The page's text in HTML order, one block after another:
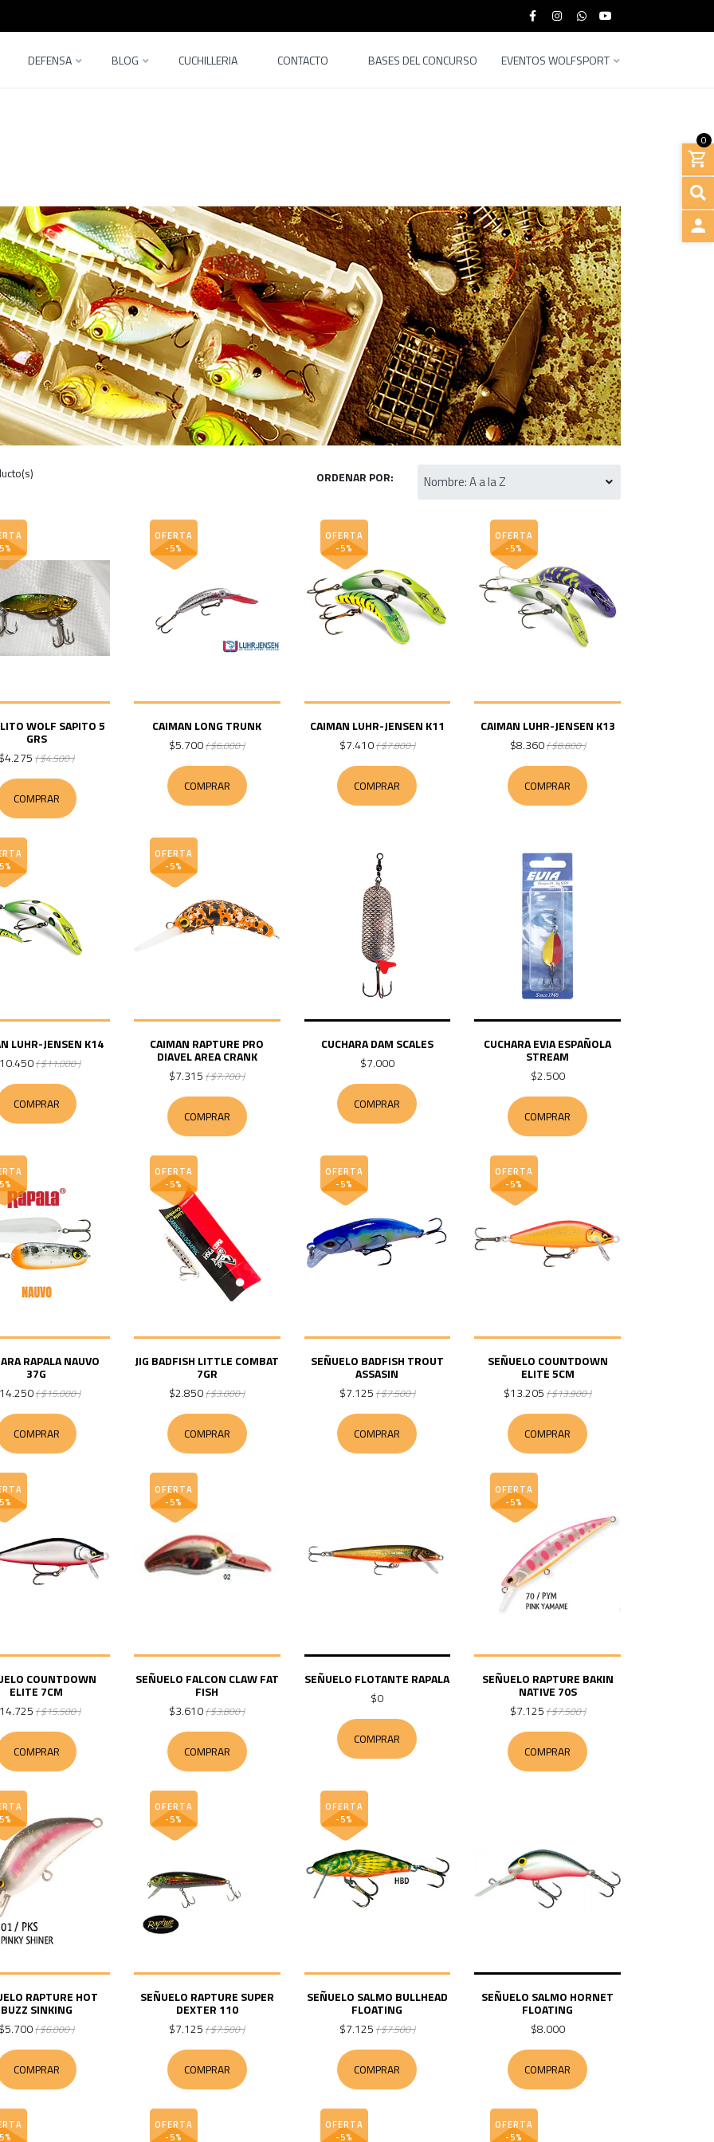
DEFENSA BLOG CUCHILLERIA CONTACTO BASES DEL CONCURSO EVENTOS WOLFSPORT
0
ORDENAR POR:
WOLF SAPITO 5
GRS
$4.275 ( $4.500 )
COMPRAR
OFERTA
-5%
CAIMAN LONG TRUNK
$5.700( $6.000 )
COMPRAR
OFERTA
-5%
CAIMAN LUHR-JENSEN K11
$7.410( $7.800 )
COMPRAR
OFERTA
-5%
CAIMAN LUHR-JENSEN K13
$8.360( $8.800 )
COMPRAR
LUHR-JENSEN K14
( $11.000 )
COMPRAR
OFERTA
-5%
CAIMAN RAPTURE PRO
DIAVEL AREA CRANK
$7.315 ( $7.700 )
COMPRAR
CUCHARA DAM SCALES
$7.000
COMPRAR
CUCHARA EVIA ESPAÑOLA
STREAM
$2.500
COMPRAR
RAPALA NAUVO
37G
( $15.000 )
COMPRAR
OFERTA
-5%
JIG BADFISH LITTLE COMBAT
7GR
$2.850( $3.000 )
COMPRAR
OFERTA
-5%
SEÑUELO BADFISH TROUT
ASSASIN
$7.125 ( $7.500 )
COMPRAR
OFERTA
-5%
SEÑUELO COUNTDOWN
ELITE 5CM
$13.205 ( $13.900 )
COMPRAR
COUNTDOWN
ELITE 7CM
( $15.500 )
COMPRAR
OFERTA
-5%
SEÑUELO FALCON CLAW FAT
FISH
$3.610( $3.800 )
COMPRAR
SEÑUELO FLOTANTE RAPALA
$0
COMPRAR
OFERTA
-5%
SEÑUELO RAPTURE BAKIN
NATIVE 70S
$7.125( $7.500 )
COMPRAR
RAPTURE HOT
BUZZ SINKING
$5.700( $6.000 )
COMPRAR
OFERTA
-5%
SEÑUELO RAPTURE SUPER
DEXTER 110
$7.125 ( $7.500 )
COMPRAR
OFERTA
-5%
SEÑUELO SALMO BULLHEAD
FLOATING
$7.125 ( $7.500 )
COMPRAR
SEÑUELO SALMO HORNET
FLOATING
$8.000
COMPRAR
OFERTA
-5%
OFERTA
-5%
OFERTA
-5%